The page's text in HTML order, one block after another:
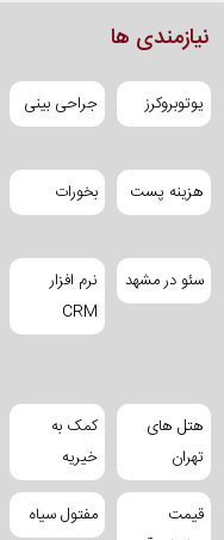
نیازمندی ها
یوتوبروکرز جراحی بینی
هزینه پست بخورات
سئو در مشهد
نرم افزار
CRM
هتل های
تهران
کمک به
خیریه
قیمت
مفتول سیاه